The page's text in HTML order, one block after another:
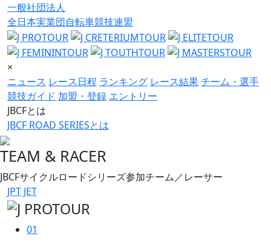
一般社団法人
全日本実業団自転車競技連盟
×
ニュース レース日程 ランキング レース結果チーム・選手
競技ガイド 加盟・登録 エントリー
JBCFとは
JBCF ROAD SERIESとは
TEAM & RACER
JBCFサイクルロードシリーズ参加チーム／レーサー
JPT JET
01